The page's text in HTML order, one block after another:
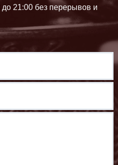
21:00 без перерывов и